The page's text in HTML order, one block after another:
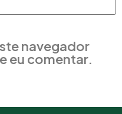
navegador
eu comentar.